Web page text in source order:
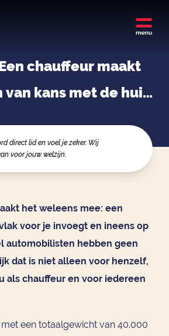
chauffeur maakt
van kans met de huid
direct lid en voel je zeker. Wij
voor jouw welzijn.
het weleens mee: een
voor je invoegt en ineens op
automobilisten hebben geen
dat is niet alleen voor henzelf,
als chauffeur en voor iedereen
een totaalgewicht van 40.000